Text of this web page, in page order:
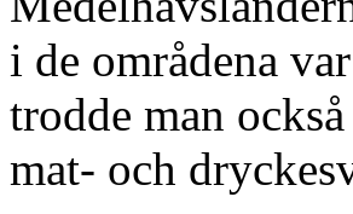
i de områdena
trodde man
mat- och